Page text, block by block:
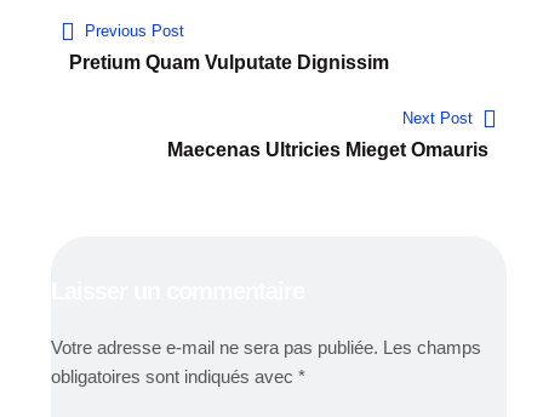
Previous Post
Pretium Quam Vulputate Dignissim
Next Post
Maecenas Ultricies Mieget Omauris
Votre adresse e-mail ne sera pas publiée. Les champs
obligatoires sont indiqués avec *